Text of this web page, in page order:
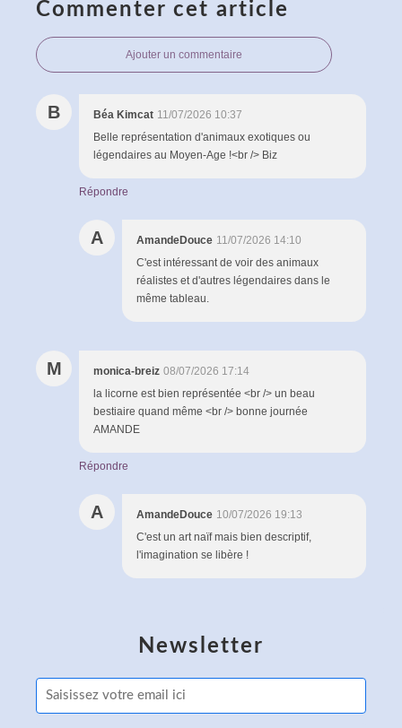
Commenter cet article
Ajouter un commentaire
B Béa Kimcat 11/07/2026 10:37
Belle représentation d'animaux exotiques ou
légendaires au Moyen-Age !<br /> Biz
Répondre
A AmandeDouce 11/07/2026 14:10
C'est intéressant de voir des animaux
réalistes et d'autres légendaires dans le
même tableau.
M monica-breiz 08/07/2026 17:14
la licorne est bien représentée <br /> un beau
bestiaire quand même <br /> bonne journée
AMANDE
Répondre
A AmandeDouce 10/07/2026 19:13
C'est un art naïf mais bien descriptif,
l'imagination se libère !
Newsletter